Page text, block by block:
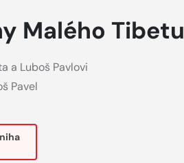
Malého Tibetu
a Luboš Pavlovi
Pavel